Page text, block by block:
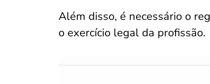
Além disso, é necessário o
o exercício legal da profissão.